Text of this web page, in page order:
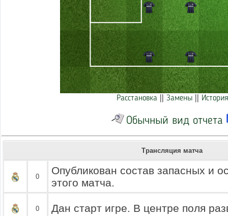
Расстановка Замены
Обычный вид отчета
Трансляция матча
0
Опубликован состав запасных и
этого матча.
0 Дан старт игре. В центре поля